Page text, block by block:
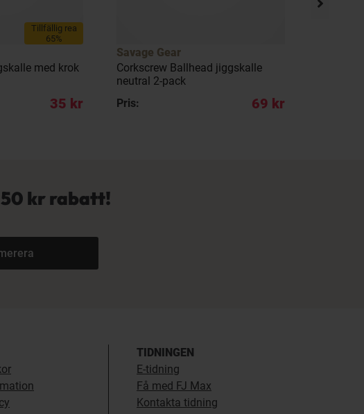
Tillfällig rea
65%
med krok
35 kr
Savage Gear
Corkscrew Ballhead jiggskalle
neutral 2-pack
Pris:
69 kr
50 kr rabatt!
TIDNINGEN
E-tidning
Få med FJ Max
Kontakta tidning